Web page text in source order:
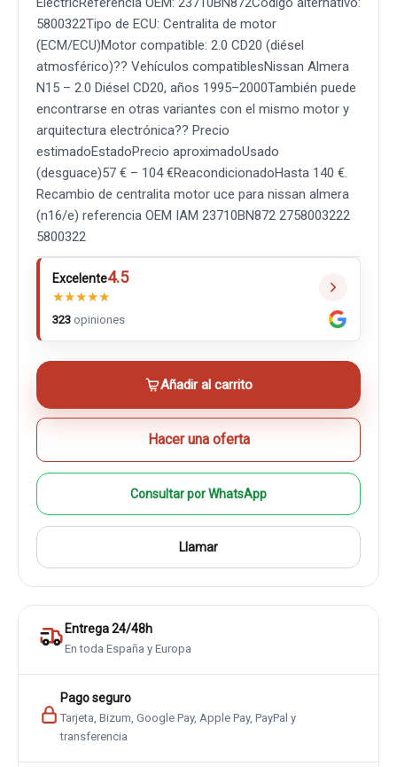
5800322Tipo de ECU: Centralita de motor
(ECM/ECU)Motor compatible: 2.0 CD20 (diésel
atmosférico)?? Vehículos compatiblesNissan Almera
N15 – 2.0 Diésel CD20, años 1995–2000También puede
encontrarse en otras variantes con el mismo motor y
arquitectura electrónica?? Precio
estimadoEstadoPrecio aproximadoUsado
(desguace)57 € – 104 €ReacondicionadoHasta 140 €.
Recambio de centralita motor uce para nissan almera
(n16/e) referencia OEM IAM 23710BN872 2758003222
5800322
Excelente4.5
★★★★★
323 opiniones
Añadir al carrito
Hacer una oferta
Consultar por WhatsApp
Llamar
Entrega 24/48h
En toda España y Europa
Pago seguro
Tarjeta, Bizum, Google Pay, Apple Pay, PayPal y
transferencia